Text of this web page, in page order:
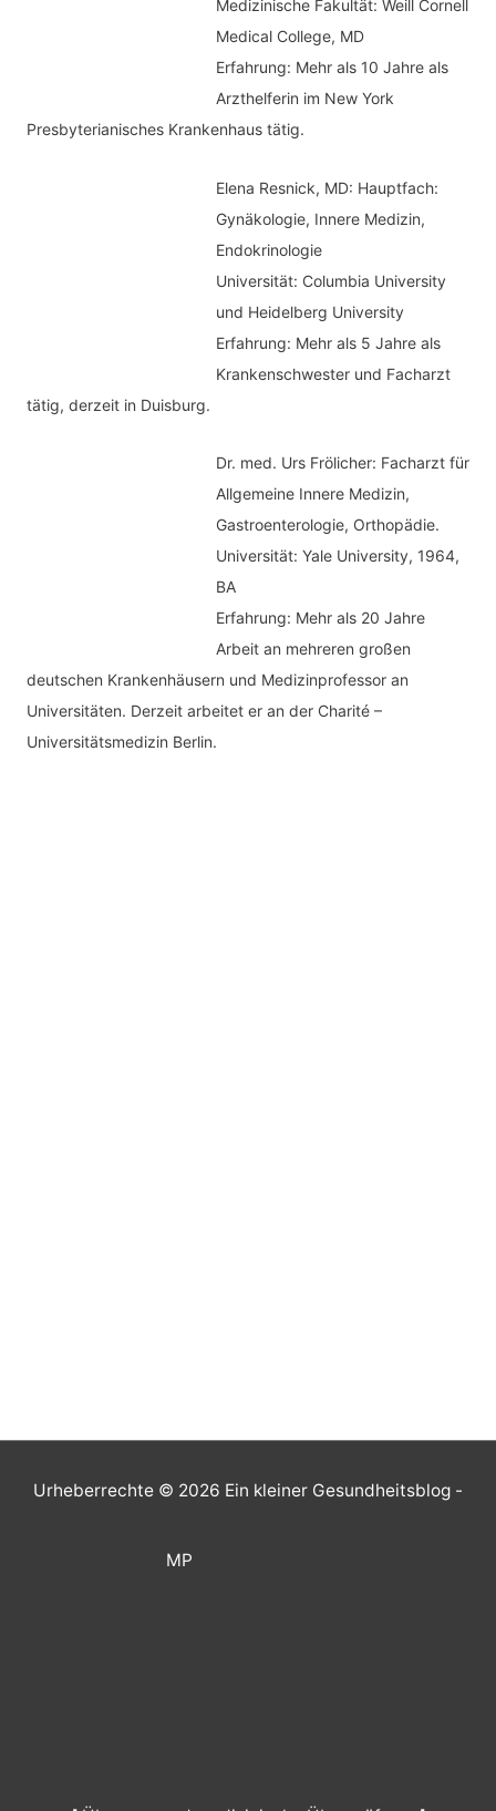
Medizinische Fakultät: Weill Cornell
Medical College, MD
Erfahrung: Mehr als 10 Jahre als
Arzthelferin im New York
Presbyterianisches Krankenhaus tätig.
Elena Resnick, MD: Hauptfach:
Gynäkologie, Innere Medizin,
Endokrinologie
Universität: Columbia University
und Heidelberg University
Erfahrung: Mehr als 5 Jahre als
Krankenschwester und Facharzt
tätig, derzeit in Duisburg.
Dr. med. Urs Frölicher: Facharzt für
Allgemeine Innere Medizin,
Gastroenterologie, Orthopädie.
Universität: Yale University, 1964,
BA
Erfahrung: Mehr als 20 Jahre
Arbeit an mehreren großen
deutschen Krankenhäusern und Medizinprofessor an
Universitäten. Derzeit arbeitet er an der Charité –
Universitätsmedizin Berlin.
Urheberrechte © 2026 Ein kleiner Gesundheitsblog -
MP